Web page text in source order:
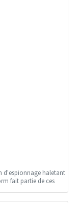
d'espionnage haletant
fait partie de ces